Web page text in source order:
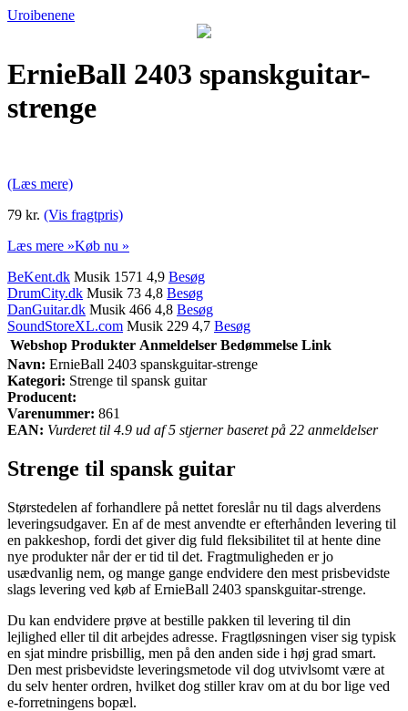
Uroibenene
ErnieBall 2403 spanskguitar-
strenge
(Læs mere)
79 kr. (Vis fragtpris)
Læs mere »Køb nu »
BeKent.dk Musik 1571 4,9 Besøg
DrumCity.dk Musik 73 4,8 Besøg
DanGuitar.dk Musik 466 4,8 Besøg
SoundStoreXL.com Musik 229 4,7 Besøg
Webshop Produkter Anmeldelser Bedømmelse Link
Navn: ErnieBall 2403 spanskguitar-strenge
Kategori: Strenge til spansk guitar
Producent:
Varenummer: 861
EAN: Vurderet til 4.9 ud af 5 stjerner baseret på 22 anmeldelser
Strenge til spansk guitar
Størstedelen af forhandlere på nettet foreslår nu til dags alverdens
leveringsudgaver. En af de mest anvendte er efterhånden levering til
en pakkeshop, fordi det giver dig fuld fleksibilitet til at hente dine
nye produkter når der er tid til det. Fragtmuligheden er jo
usædvanlig nem, og mange gange endvidere den mest prisbevidste
slags levering ved køb af ErnieBall 2403 spanskguitar-strenge.
Du kan endvidere prøve at bestille pakken til levering til din
lejlighed eller til dit arbejdes adresse. Fragtløsningen viser sig typisk
en sjat mindre prisbillig, men på den anden side i høj grad smart.
Den mest prisbevidste leveringsmetode vil dog utvivlsomt være at
du selv henter ordren, hvilket dog stiller krav om at du bor lige ved
e-forretningens bopæl.